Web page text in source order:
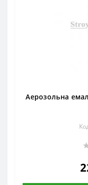
Аерозольна